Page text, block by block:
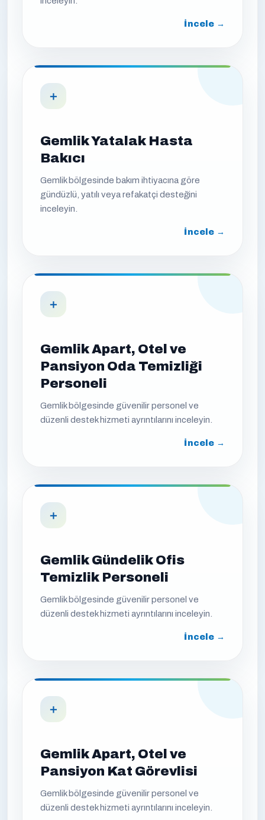
İncele →
＋
Gemlik Yatalak Hasta
Bakıcı
Gemlik bölgesinde bakım ihtiyacına göre
gündüzlü, yatılı veya refakatçi desteğini
inceleyin.
İncele →
＋
Gemlik Apart, Otel ve
Pansiyon Oda Temizliği
Personeli
Gemlik bölgesinde güvenilir personel ve
düzenli destek hizmeti ayrıntılarını inceleyin.
İncele →
＋
Gemlik Gündelik Ofis
Temizlik Personeli
Gemlik bölgesinde güvenilir personel ve
düzenli destek hizmeti ayrıntılarını inceleyin.
İncele →
＋
Gemlik Apart, Otel ve
Pansiyon Kat Görevlisi
Gemlik bölgesinde güvenilir personel ve
düzenli destek hizmeti ayrıntılarını inceleyin.